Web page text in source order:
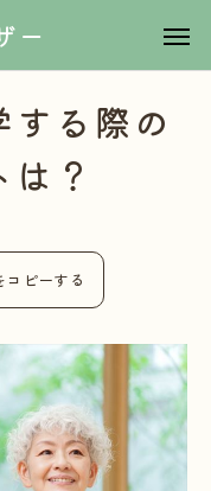
ー
る際の
？
コピーする